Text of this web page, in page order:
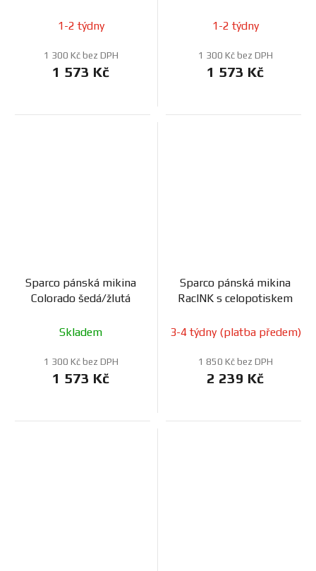
1-2 týdny
1 300 Kč bez DPH
1 573 Kč
1-2 týdny
1 300 Kč bez DPH
1 573 Kč
Sparco pánská mikina
Colorado šedá/žlutá
Skladem
1 300 Kč bez DPH
1 573 Kč
Sparco pánská mikina
RacINK s celopotiskem
3-4 týdny (platba předem)
1 850 Kč bez DPH
2 239 Kč